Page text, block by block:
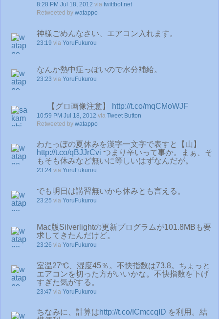
8:28 PM Jul 18, 2012 via twittbot.net
Retweeted by watappo
神様ごめんなさい、エアコン入れます。
23:19 via YoruFukurou
なんか熱中症っぽいので水分補給。
23:23 via YoruFukurou
【グロ画像注意】 http://t.co/mqCMoWJF
10:59 PM Jul 18, 2012 via Tweet Button
Retweeted by watappo
わたっぽの夏休みを漢字一文字で表すと【山】
http://t.co/qBJJrCvi つまり辛いって事か。まぁ、そ
もそも休みなど無いに等しいはずなんだが。
23:24 via YoruFukurou
でも明日は講習無いから休みとも言える。
23:25 via YoruFukurou
Mac版Silverlightの更新プログラムが101.8MBも要
求してきたんだけど。
23:26 via YoruFukurou
室温27℃、湿度45％。不快指数は73.8。ちょっと
エアコンを切った方がいいかな。不快指数を下げ
すぎた気がする。
23:47 via YoruFukurou
ちなみに、計算はhttp://t.co/ICmccqID を利用。結